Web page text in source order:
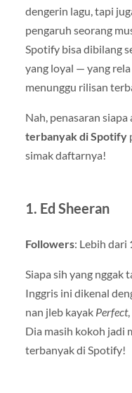
dengerin lagu, tapi
pengaruh seorang
Spotify bisa dibilang
yang loyal — yang
menunggu rilisan
Nah, penasaran siapa
terbanyak di Spotify
simak daftarnya!
1. Ed Sheeran
Followers: Lebih dari
Siapa sih yang nggak
Inggris ini dikenal
nan jleb kayak Perfect,
Dia masih kokoh jadi
terbanyak di Spotify!